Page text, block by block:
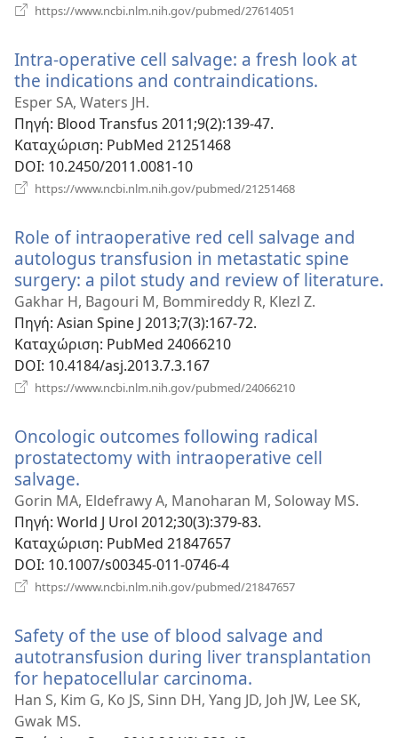
https://www.ncbi.nlm.nih.gov/pubmed/27614051
Intra-operative cell salvage: a fresh look at
the indications and contraindications.
Esper SA, Waters JH.
Πηγή‎: Blood Transfus 2011;9(2):139-47.
Καταχώριση‎: PubMed 21251468
DOI‎: 10.2450/2011.0081-10
https://www.ncbi.nlm.nih.gov/pubmed/21251468
Role of intraoperative red cell salvage and
autologus transfusion in metastatic spine
surgery: a pilot study and review of literature.
Gakhar H, Bagouri M, Bommireddy R, Klezl Z.
Πηγή‎: Asian Spine J 2013;7(3):167-72.
Καταχώριση‎: PubMed 24066210
DOI‎: 10.4184/asj.2013.7.3.167
https://www.ncbi.nlm.nih.gov/pubmed/24066210
Oncologic outcomes following radical
prostatectomy with intraoperative cell
salvage.
νέο
παράθυρο)
Gorin MA, Eldefrawy A, Manoharan M, Soloway MS.
Πηγή‎: World J Urol 2012;30(3):379-83.
Καταχώριση‎: PubMed 21847657
DOI‎: 10.1007/s00345-011-0746-4
https://www.ncbi.nlm.nih.gov/pubmed/21847657
Safety of the use of blood salvage and
autotransfusion during liver transplantation
for hepatocellular carcinoma.
νέο
Han S, Kim G, Ko JS, Sinn DH, Yang JD, Joh JW, Lee SK,
Gwak MS.